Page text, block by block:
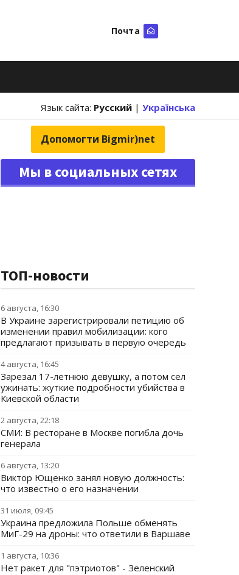
Почта
Язык сайта: Русский | Українська
Допомогти Bigmir)net
Мы в социальных сетях
ТОП-новости
6 августа, 16:30
В Украине зарегистрировали петицию об
изменении правил мобилизации: кого
предлагают призывать в первую очередь
4 августа, 16:45
Зарезал 17-летнюю девушку, а потом сел
ужинать: жуткие подробности убийства в
Киевской области
2 августа, 22:18
СМИ: В ресторане в Москве погибла дочь
генерала
6 августа, 13:20
Виктор Ющенко занял новую должность:
что известно о его назначении
31 июля, 09:45
Украина предложила Польше обменять
МиГ-29 на дроны: что ответили в Варшаве
1 августа, 10:36
Нет ракет для "пэтриотов" - Зеленский